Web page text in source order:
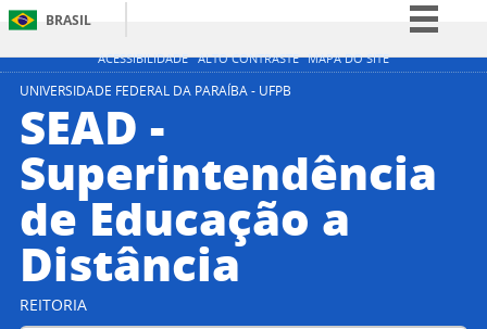
ACESSIBILIDADE ALTO CONTRASTE MAPA DO SITE
BRASIL
Simplifique!
Acesso à informação
Legislação
Canais
UNIVERSIDADE FEDERAL DA PARAÍBA - UFPB
SEAD -
Superintendência
de Educação a
Distância
REITORIA